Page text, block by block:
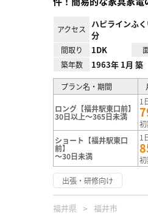
アクセス
ハピラインふ
分
間取り 1DK
築年数 1963年 1月 築
プラン名・期間
ロング【福井駅東口前】
30日以上～365日未満
1
ショート【福井駅東口
前】
～30日未満
1
出張・研修向け
福井県 福井市